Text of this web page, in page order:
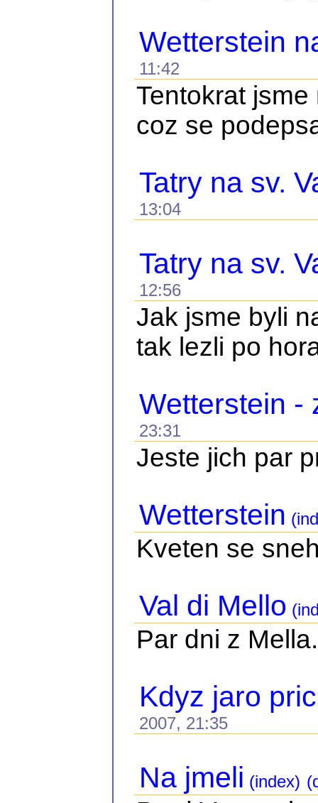
Wetterstein
11:42
Tentokrat
coz se
Tatry na sv.
13:04
Tatry na sv.
12:56
Jak jsme byli
tak lezli po
Wetterstein -
23:31
Jeste jich par
Wetterstein
Kveten se
Val di Mello
Par dni z Mella.
Kdyz jaro
2007, 21:35
Na jmeli (index)